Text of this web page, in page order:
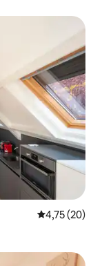
Gemiddelde
4,75 (20)